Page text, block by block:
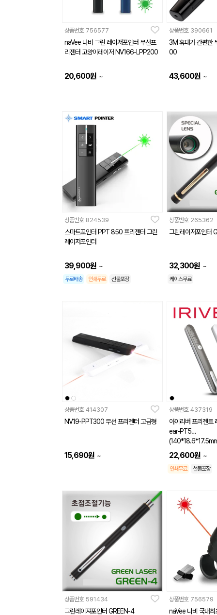
상품번호 756577
naVee 나비 그린 레이저포인터 무선프
리젠터 고양이레이저 NV166-LPP200
20,600원 ~
상품번호 390661
3M 휴대가 간편한
00
43,600원 ~
상품번호 824539
스마트포인터 PPT 850 프리젠터 그린
레이저포인터
39,900원 ~
무료배송 인쇄무료 선물포장
상품번호 265362
그린레이저포인터
32,300원 ~
케이스무료
상품번호 414307
NV19-PPT300 무선 프리젠터 고급형
15,690원 ~
상품번호 437319
아이리버 프리젠트
ear-PT5
22,600원 ~
인쇄무료 선물포장
상품번호 591434
그린레이져포인터 GREEN-4
상품번호 756579
naVee 나비 국내최